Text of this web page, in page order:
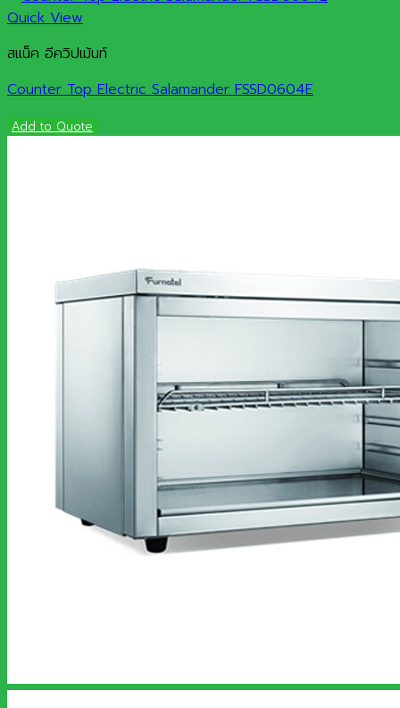
Quick View
สแน็ค อีควิปเม้นท์
Counter Top Electric Salamander FSSD0604E
Add to Quote